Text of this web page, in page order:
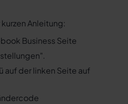
Anleitung:
Business Seite
auf der linken Seite auf